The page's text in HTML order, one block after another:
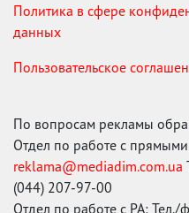
Политика в сфере
данных
Пользовательское
По вопросам рекламы
Отдел по работе с
reklama@mediadim.com.ua
(044) 207-97-00
Отдел по работе с РА: